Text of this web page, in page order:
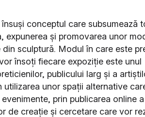
conceptul care subsumează
expunerea și promovarea unor
sculptură. Modul în care este
însoți fiecare expoziție este unul
publicului larg și a
unor spații alternative
prin publicarea online a
de creație și cercetare care vor